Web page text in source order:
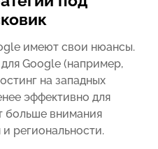
имеют свои нюансы.
Google (например,
на западных
эффективно для
больше внимания
региональности.